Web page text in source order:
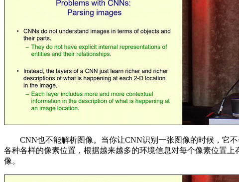
CNN也不能解析图像。当你让CNN识别一张图像的时候，它不
各种各样的像素位置，根据越来越多的环境信息对每个像素位置
像。